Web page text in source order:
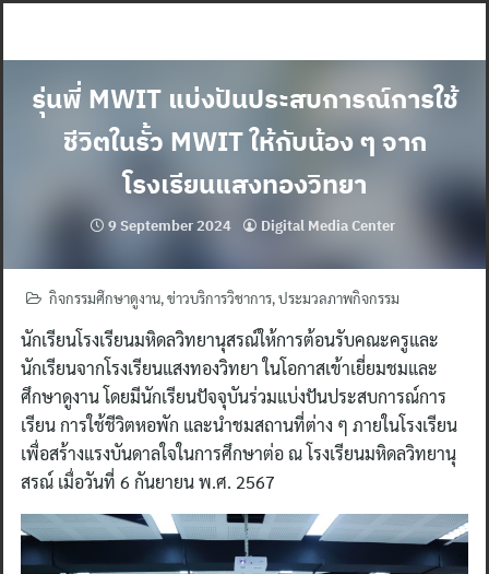
รุ่นพี่ MWIT แบ่งปันประสบการณ์การใช้
ชีวิตในรั้ว MWIT ให้กับน้อง ๆ จาก
โรงเรียนแสงทองวิทยา
9 September 2024 Digital Media Center
กิจกรรมศึกษาดูงาน,ข่าวบริการวิชาการ,ประมวลภาพกิจกรรม
นักเรียนโรงเรียนมหิดลวิทยานุสรณ์ให้การต้อนรับคณะครูและ
นักเรียนจากโรงเรียนแสงทองวิทยา ในโอกาสเข้าเยี่ยมชมและ
ศึกษาดูงาน โดยมีนักเรียนปัจจุบันร่วมแบ่งปันประสบการณ์การ
เรียน การใช้ชีวิตหอพัก และนำชมสถานที่ต่าง ๆ ภายในโรงเรียน
เพื่อสร้างแรงบันดาลใจในการศึกษาต่อ ณ โรงเรียนมหิดลวิทยานุ
สรณ์ เมื่อวันที่ 6 กันยายน พ.ศ. 2567